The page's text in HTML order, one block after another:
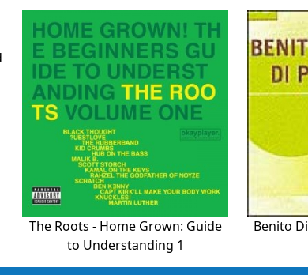
The Roots - Home Grown: Guide
to Understanding 1
Benito